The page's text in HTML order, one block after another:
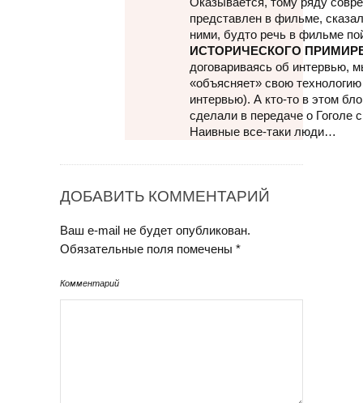
представлен в фильме,
ними, будто речь в фильме
ИСТОРИЧЕСКОГО
договариваясь об интервью,
«объясняет» свою
интервью). А кто-то в этом
сделали в передаче о Гоголе
Наивные все-таки люди…
ДОБАВИТЬ КОММЕНТАРИЙ
Ваш e-mail не будет опубликован.
Обязательные поля помечены *
Комментарий